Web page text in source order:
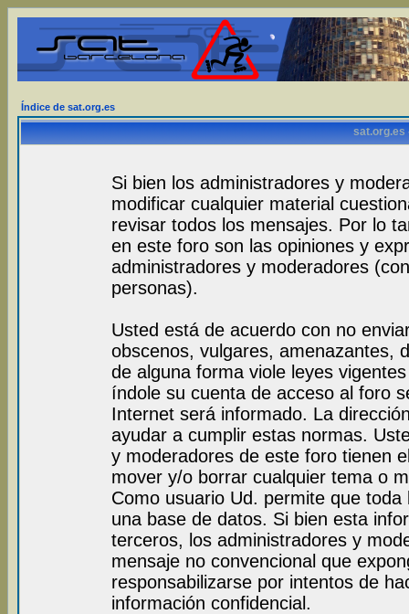
Índice de sat.org.es
sat.org.es
Si bien los administradores y
modificar cualquier material
revisar todos los mensajes. Por lo
en este foro son las opiniones y
administradores y moderadores
personas).
Usted está de acuerdo con no
obscenos, vulgares, amenazantes,
de alguna forma viole leyes
índole su cuenta de acceso al foro
Internet será informado. La
ayudar a cumplir estas normas.
y moderadores de este foro tienen
mover y/o borrar cualquier tema o
Como usuario Ud. permite que
una base de datos. Si bien esta
terceros, los administradores y
mensaje no convencional que
responsabilizarse por intentos de
información confidencial.